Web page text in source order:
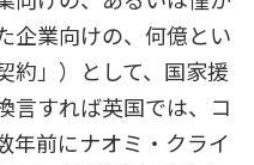
企業向けの、何億とい
約」）として、国家援
言すれば英国では、コ
年前にナオミ・クライ